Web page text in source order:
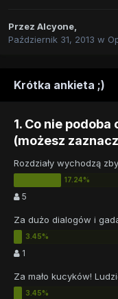
Przez Alcyone,
Październik 31, 2013 w
Krótka ankieta ;)
1. Co nie
(możesz
Rozdziały wychodzą
5
Za dużo dialogów i
1
Za mało kucyków!